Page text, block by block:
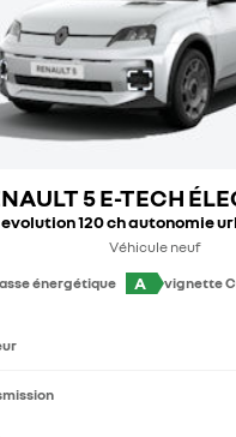
5 E-TECH
evolution 120 ch autonomie
Véhicule neuf
énergétique
A vignette